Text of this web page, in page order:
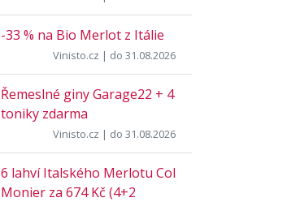
-33 % na Bio Merlot z Itálie
Vinisto.cz | do 31.08.2026
Řemeslné giny Garage22 + 4
toniky zdarma
Vinisto.cz | do 31.08.2026
6 lahví Italského Merlotu Col
Monier za 674 Kč (4+2